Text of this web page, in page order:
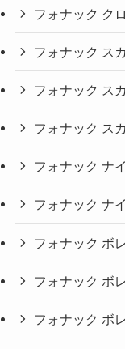
フォナック ク
フォナック ス
フォナック ス
フォナック ス
フォナック ナ
フォナック ナ
フォナック ボ
フォナック ボ
フォナック ボ